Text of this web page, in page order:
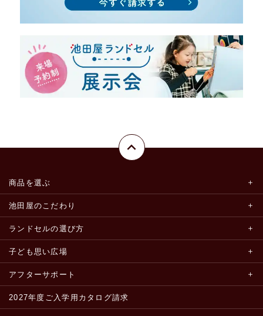
商品を選ぶ
池田屋のこだわり
ランドセルの選び方
子ども思い広場
アフターサポート
2027年度ご入学用カタログ請求